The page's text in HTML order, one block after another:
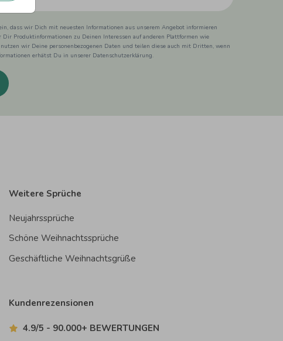
dass wir Dich mit neuesten Informationen aus unserem Angebot informieren
Produktinformationen zu Deinen Interessen auf anderen Plattformen wie
wir Deine personenbezogenen Daten und teilen diese auch mit Dritten, wenn
erhätst Du in unserer Datenschutzerklärung.
Weitere Sprüche
Neujahrssprüche
Schöne Weihnachtssprüche
Geschäftliche Weihnachtsgrüße
Kundenrezensionen
4.9/5 - 90.000+ BEWERTUNGEN